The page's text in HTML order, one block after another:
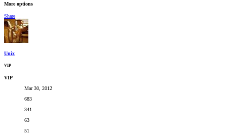
More options
Share
Unix
VIP
VIP
Mar 30, 2012
683
341
63
51